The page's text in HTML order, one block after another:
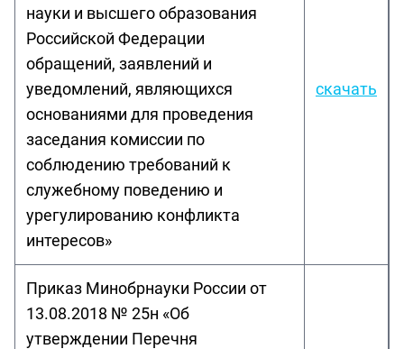
науки и высшего образования
Российской Федерации
обращений, заявлений и
уведомлений, являющихся
основаниями для проведения
заседания комиссии по
соблюдению требований к
служебному поведению и
урегулированию конфликта
интересов»
скачать
Приказ Минобрнауки России от
13.08.2018 № 25н «Об
утверждении Перечня